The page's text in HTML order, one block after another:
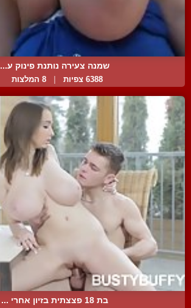
שמנה צעירה נותנת פינוק ע...
6388 צפיות | 8 המלצות
בת 18 פצצתית בזיון אחרי ...